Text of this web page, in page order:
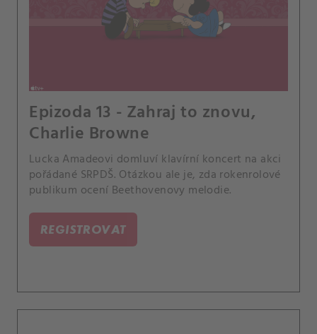
Epizoda 13 - Zahraj to znovu,
Charlie Browne
Lucka Amadeovi domluví klavírní koncert na akci
pořádané SRPDŠ. Otázkou ale je, zda rokenrolové
publikum ocení Beethovenovy melodie.
REGISTROVAT